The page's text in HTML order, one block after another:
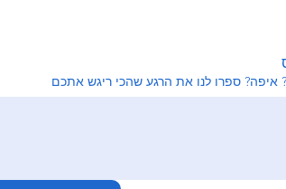
ספרו לנו את הרגע שהכי ריגש אתכם